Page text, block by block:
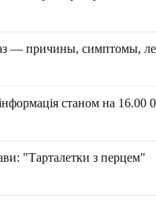
— причины, симптомы,
станом на 16.00
"Тарталетки з перцем"